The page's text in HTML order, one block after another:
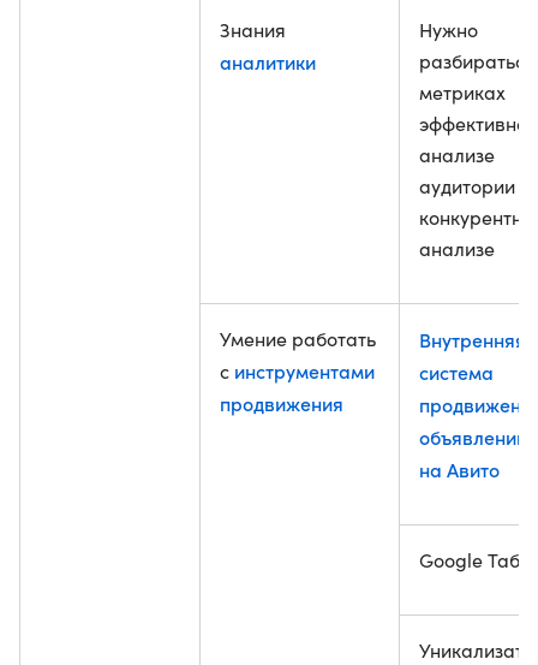
Знания
аналитики
Нужно
метриках
анализе
аудитории и
анализе
Умение работать
с инструментами
продвижения
Внутренняя
система
объявлений
на Авито
Google